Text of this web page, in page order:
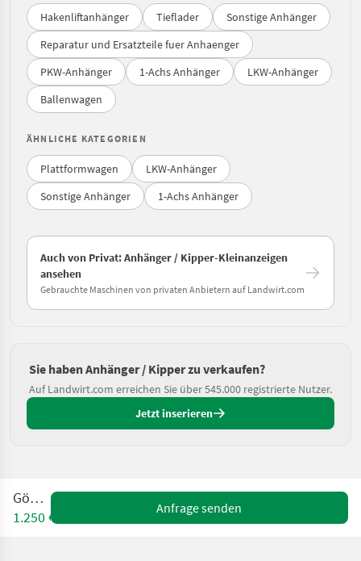
Hakenliftanhänger Tieflader
Sonstige Anhänger
Reparatur und Ersatzteile fuer Anhaenger
PKW-Anhänger
1-Achs Anhänger
LKW-Anhänger
Ballenwagen
ÄHNLICHE KATEGORIEN
Plattformwagen
LKW-Anhänger
Sonstige Anhänger
1-Achs Anhänger
Auch von Privat: Anhänger / Kipper-Kleinanzeigen
ansehen
Gebrauchte Maschinen von privaten Anbietern auf Landwirt.com
Sie haben Anhänger / Kipper zu verkaufen?
Auf Landwirt.com erreichen Sie über 545.000 registrierte Nutzer.
Jetzt inserieren
Gögl 4
1.250 €
Anfrage senden